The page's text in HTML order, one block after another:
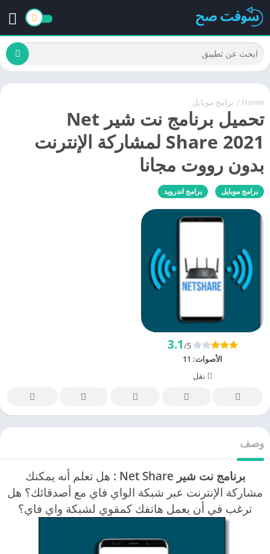
Home
/ برامج موبايل
تحميل برنامج نت شير Net
Share 2021 لمشاركة الإنترنت
بدون رووت مجانا
برامج موبايل برامج اندرويد
3.1/5
الأصوات: 11
نقل
وصف
برنامج نت شير Net Share
: هل تعلم أنه يمكنك
مشاركة الإنترنت عبر شبكة الواي فاي مع أصدقائك؟ هل
ترغب في أن يعمل هاتفك كمقوي لشبكة واي فاي؟